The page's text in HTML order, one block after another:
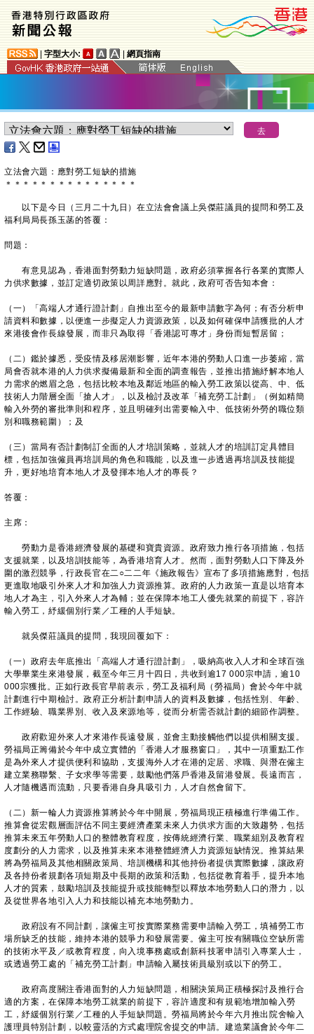
字型大小: 網頁指南
立法會六題：應對勞工短缺的措施
＊ ＊ ＊ ＊ ＊ ＊ ＊ ＊ ＊ ＊ ＊ ＊ ＊ ＊ ＊
以下是今日（三月二十九日）在立法會會議上吳傑莊議員的提問和勞工及
福利局局長孫玉菡的答覆：
問題：
有意見認為，香港面對勞動力短缺問題，政府必須掌握各行各業的實際人
力供求數據，並訂定適切政策以周詳應對。就此，政府可否告知本會：
（一）「高端人才通行證計劃」自推出至今的最新申請數字為何；有否分析申
請資料和數據，以便進一步擬定人力資源政策，以及如何確保申請獲批的人才
來港後會作長線發展，而非只為取得「香港認可專才」身份而短暫居留；
（二）鑑於據悉，受疫情及移居潮影響，近年本港的勞動人口進一步萎縮，當
局會否就本港的人力供求擬備最新和全面的調查報告，並推出措施紓解本地人
力需求的燃眉之急，包括比較本地及鄰近地區的輸入勞工政策以從高、中、低
技術人力階層全面「搶人才」，以及檢討及改革「補充勞工計劃」（例如精簡
輸入外勞的審批準則和程序，並且明確列出需要輸入中、低技術外勞的職位類
別和職務範圍）；及
（三）當局有否計劃制訂全面的人才培訓策略，並就人才的培訓訂定具體目
標，包括加強僱員再培訓局的角色和職能，以及進一步透過再培訓及技能提
升，更好地培育本地人才及發揮本地人才的專長？
答覆：
主席：
勞動力是香港經濟發展的基礎和寶貴資源。政府致力推行各項措施，包括
支援就業，以及培訓技能等，為香港培育人才。然而，面對勞動人口下降及外
圍的激烈競爭，行政長官在二○二二年《施政報告》宣布了多項措施應對，包括
更進取地吸引外來人才和加強人力資源推算。政府的人力政策一直是以培育本
地人才為主，引入外來人才為輔；並在保障本地工人優先就業的前提下，容許
輸入勞工，紓緩個別行業／工種的人手短缺。
就吳傑莊議員的提問，我現回覆如下：
（一）政府去年底推出「高端人才通行證計劃」，吸納高收入人才和全球百強
大學畢業生來港發展，截至今年三月十四日，共收到逾17 000宗申請，逾10
000宗獲批。正如行政長官早前表示，勞工及福利局（勞福局）會於今年中就
計劃進行中期檢討。政府正分析計劃申請人的資料及數據，包括性別、年齡、
工作經驗、職業界別、收入及來源地等，從而分析需否就計劃的細節作調整。
政府歡迎外來人才來港作長遠發展，並會主動接觸他們以提供相關支援。
勞福局正籌備於今年中成立實體的「香港人才服務窗口」，其中一項重點工作
是為外來人才提供便利和協助，支援海外人才在港的定居、求職、與潛在僱主
建立業務聯繫、子女求學等需要，鼓勵他們落戶香港及留港發展。長遠而言，
人才隨機遇而流動，只要香港自身具吸引力，人才自然會留下。
（二）新一輪人力資源推算將於今年中開展，勞福局現正積極進行準備工作。
推算會從宏觀層面評估不同主要經濟產業未來人力供求方面的大致趨勢，包括
推算未來五年勞動人口的整體教育程度，按傳統經濟行業、職業組別及教育程
度劃分的人力需求，以及推算未來本港整體經濟人力資源短缺情況。推算結果
將為勞福局及其他相關政策局、培訓機構和其他持份者提供實際數據，讓政府
及各持份者規劃各項短期及中長期的政策和活動，包括從教育着手，提升本地
人才的質素，鼓勵培訓及技能提升或技能轉型以釋放本地勞動人口的潛力，以
及從世界各地引入人力和技能以補充本地勞動力。
政府設有不同計劃，讓僱主可按實際業務需要申請輸入勞工，填補勞工市
場所缺乏的技能，維持本港的競爭力和發展需要。僱主可按有關職位空缺所需
的技術水平及／或教育程度，向入境事務處或創新科技署申請引入專業人士，
或透過勞工處的「補充勞工計劃」申請輸入屬技術員級別或以下的勞工。
政府高度關注香港面對的人力短缺問題，相關決策局正積極探討及推行合
適的方案，在保障本地勞工就業的前提下，容許適度和有規範地增加輸入勞
工，紓緩個別行業／工種的人手短缺問題。勞福局將於今年六月推出院舍輸入
護理員特別計劃，以較靈活的方式處理院舍提交的申請。建造業議會於今年二